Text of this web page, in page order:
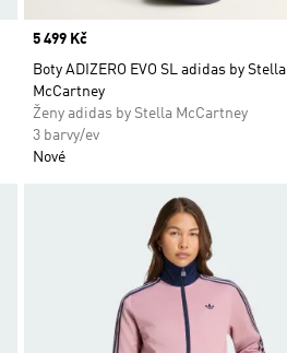
Price
5 499 Kč
Boty ADIZERO EVO SL adidas by Stella
McCartney
Ženy adidas by Stella McCartney
3 barvy/ev
Nové
Přidat do seznamu přání